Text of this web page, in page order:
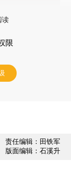
读
限
责任编辑：田铁军
版面编辑：石溪升